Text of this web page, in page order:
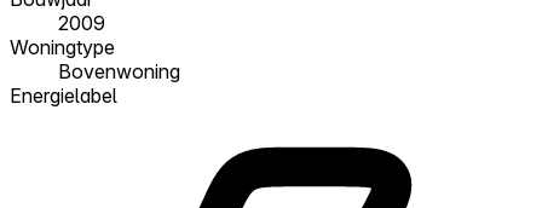
2009
Woningtype
Bovenwoning
Energielabel